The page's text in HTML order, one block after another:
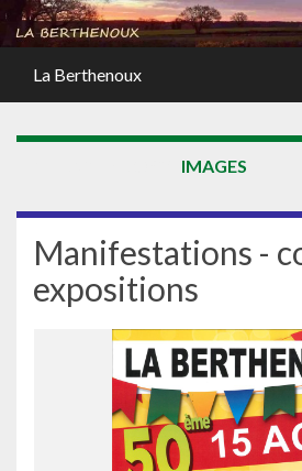
La Berthenoux
IMAGES
Manifestations -
expositions